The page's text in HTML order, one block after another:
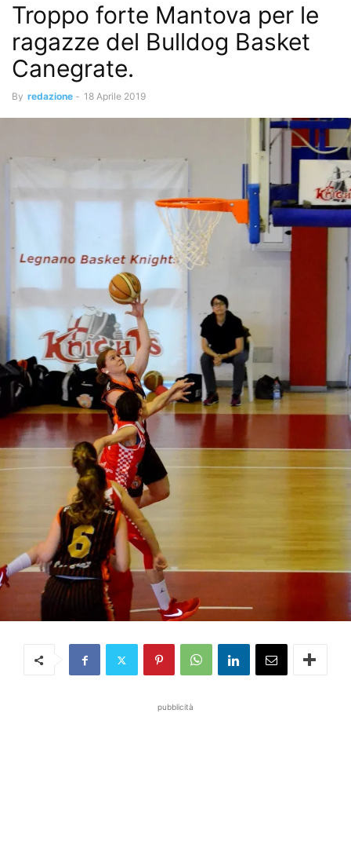
Troppo forte Mantova per le
ragazze del Bulldog Basket
Canegrate.
By redazione - 18 Aprile 2019
pubblicità